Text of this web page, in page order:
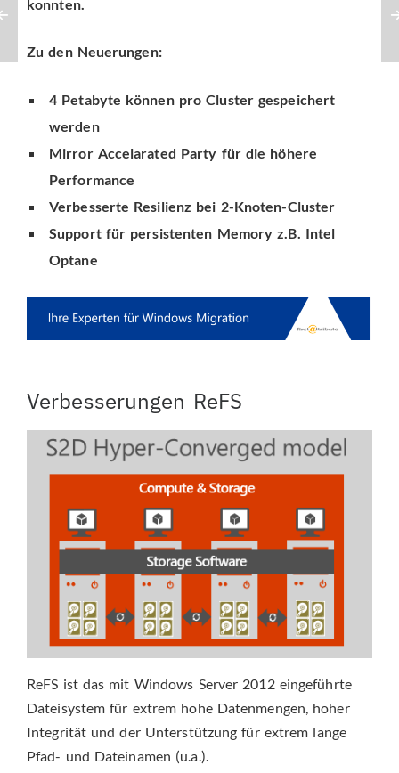
konnten.
Zu den Neuerungen:
4 Petabyte können pro Cluster gespeichert
werden
Mirror Accelarated Party für die höhere
Performance
Verbesserte Resilienz bei 2-Knoten-Cluster
Support für persistenten Memory z.B. Intel
Optane
Verbesserungen ReFS
ReFS ist das mit Windows Server 2012 eingeführte
Dateisystem für extrem hohe Datenmengen, hoher
Integrität und der Unterstützung für extrem lange
Pfad- und Dateinamen (u.a.).